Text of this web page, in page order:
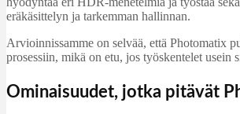
eräkäsittelyn ja tarkemman hallinnan.
Arvioinnissamme on selvää, että Photomatix
prosessiin, mikä on etu, jos työskentelet usein
Ominaisuudet, jotka pitävät